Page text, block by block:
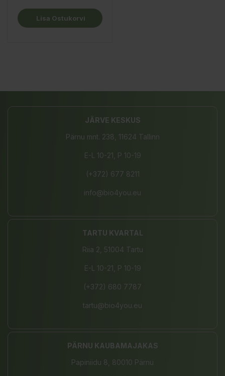
Lisa Ostukorvi
JÄRVE KESKUS
Pärnu mnt. 238, 11624 Tallinn
E-L 10-21, P 10-19
(+372) 677 8211
info@bio4you.eu
TARTU KVARTAL
Riia 2, 51004 Tartu
E-L 10-21, P 10-19
(+372) 680 7787
tartu@bio4you.eu
PÄRNU KAUBAMAJAKAS
Papiniidu 8, 80010 Pärnu